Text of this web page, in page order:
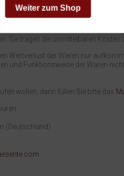
Weiter zum Shop
Zeitpunkt ist.
und in jedem Fall spätestens
uns zurückzusenden oder zu
Sie tragen die unmittelbaren Kosten
Wertverlust der Waren nur
und Funktionsweise der Waren
wollen, dann füllen Sie bitte das
(Deutschland)